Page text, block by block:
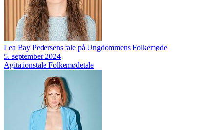
Lea Bay Pedersens tale på Ungdommens Folkemøde
5. september 2024
Agitationstale Folkemødetale